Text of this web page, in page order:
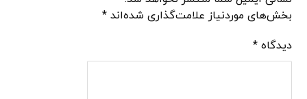
بخش‌های موردنیاز علامت‌گذاری شده‌اند*
دیدگاه*